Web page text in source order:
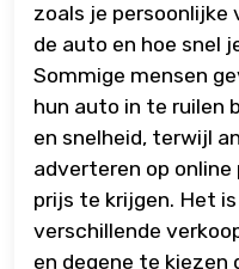
zoals je persoonlijke
de auto en hoe snel
Sommige mensen
hun auto in te ruilen
en snelheid, terwijl
adverteren op
prijs te krijgen. Het
verschillende
en degene te kiezen